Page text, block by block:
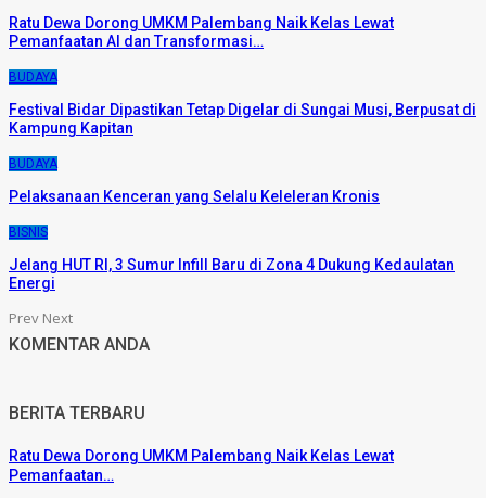
Ratu Dewa Dorong UMKM Palembang Naik Kelas Lewat
Pemanfaatan AI dan Transformasi…
BUDAYA
Festival Bidar Dipastikan Tetap Digelar di Sungai Musi, Berpusat di
Kampung Kapitan
BUDAYA
Pelaksanaan Kenceran yang Selalu Keleleran Kronis
BISNIS
Jelang HUT RI, 3 Sumur Infill Baru di Zona 4 Dukung Kedaulatan
Energi
Prev Next
KOMENTAR ANDA
BERITA TERBARU
Ratu Dewa Dorong UMKM Palembang Naik Kelas Lewat
Pemanfaatan…